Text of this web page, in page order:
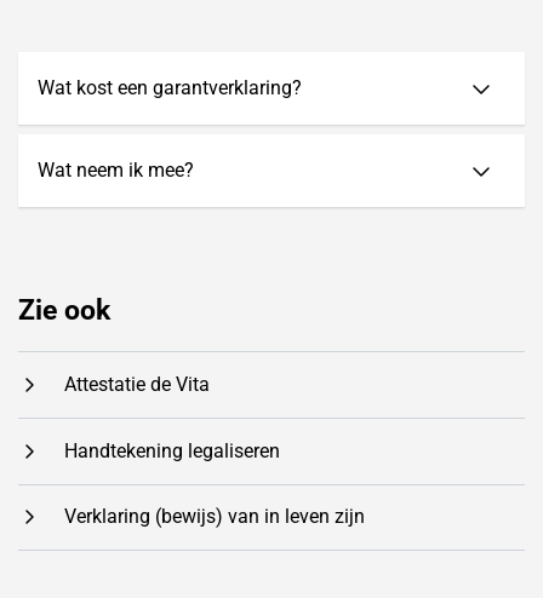
Wat kost een garantverklaring?
Wat neem ik mee?
Zie ook
Attestatie de Vita
Handtekening legaliseren
Verklaring (bewijs) van in leven zijn